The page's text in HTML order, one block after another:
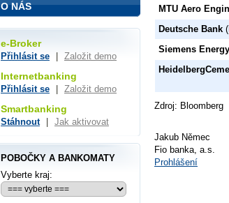
MTU Aero
Deutsche Bank
Siemens Energy
Zdroj: Bloomberg
Jakub Němec
Fio banka, a.s.
Prohlášení
O NÁS
e-Broker
Přihlásit se Založit demo
Internetbanking
Přihlásit se Založit demo
Smartbanking
Stáhnout Jak aktivovat
POBOČKY A BANKOMATY
Vyberte kraj: